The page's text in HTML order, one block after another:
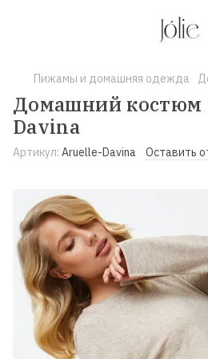
Пижамы и домашняя одежда
Домашний костюм
Davina
Артикул: Aruelle-Davina Оставить